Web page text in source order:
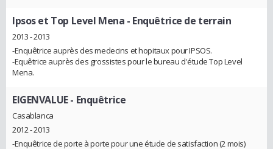
Ipsos et Top Level Mena - Enquêtrice de terrain
2013 - 2013
-Enquêtrice auprès des medecins et hopitaux pour IPSOS.
-Equêtrice auprès des grossistes pour le bureau d'étude Top Level
Mena.
EIGENVALUE- Enquêtrice
Casablanca
2012 - 2013
-Enquêtrice de porte à porte pour une étude de satisfaction (2 mois)